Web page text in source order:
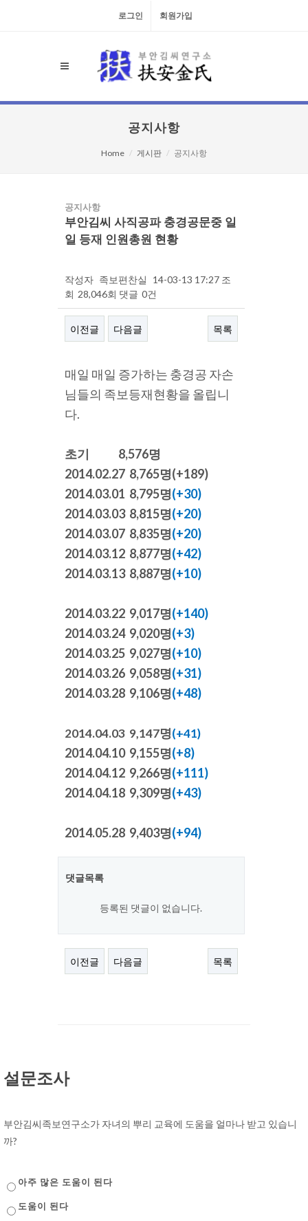
로그인 회원가입
공지사항
Home 게시판 공지사항
공지사항
부안김씨 사직공파 충경공문중 일
일 등재 인원총원 현황
작성자 족보편찬실 14-03-13 17:27 조
회 28,046회 댓글 0건
이전글 다음글 목록
본문
매일 매일 증가하는 충경공 자손
님들의 족보등재현황을 올립니
다.
초기 8,576명
2014.02.27 8,765명(+189)
2014.03.01 8,795명(+30)
2014.03.03 8,815명(+20)
2014.03.07 8,835명(+20)
2014.03.12 8,877명(+42)
2014.03.13 8,887명(+10)
2014.03.22 9,017명(+140)
2014.03.24 9,020명(+3)
2014.03.25 9,027명(+10)
2014.03.26 9,058명(+31)
2014.03.28 9,106명(+48)
2014.04.03 9,147명(+41)
2014.04.10 9,155명(+8)
2014.04.12 9,266명(+111)
2014.04.18 9,309명(+43)
2014.05.28 9,403명(+94)
댓글목록
등록된 댓글이 없습니다.
이전글 다음글 목록
설문조사
부안김씨족보연구소가 자녀의 뿌리 교육에 도움을 얼마나 받고 있습니
까?
아주 많은 도움이 된다
도움이 된다